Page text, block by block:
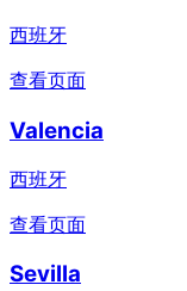
西班牙
查看页面
Valencia
西班牙
查看页面
Sevilla